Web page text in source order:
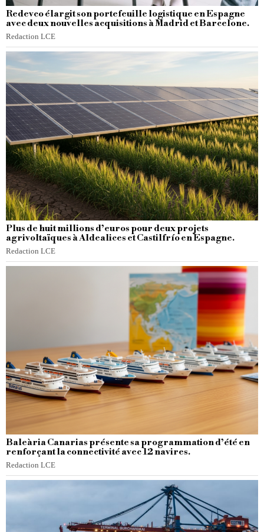
Redevco élargit son portefeuille logistique en Espagne
avec deux nouvelles acquisitions à Madrid et Barcelone.
Redaction LCE
Plus de huit millions d’euros pour deux projets
agrivoltaïques à Aldealices et Castilfrío en Espagne.
Redaction LCE
Baleària Canarias présente sa programmation d’été en
renforçant la connectivité avec 12 navires.
Redaction LCE